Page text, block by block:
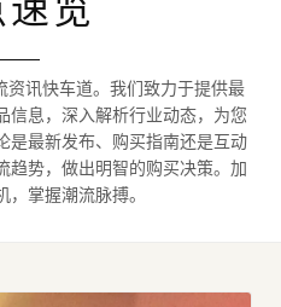
资讯快车道。我们致力于提供最
信息，深入解析行业动态，为您
是最新发布、购买指南还是互动
趋势，做出明智的购买决策。加
，掌握潮流脉搏。